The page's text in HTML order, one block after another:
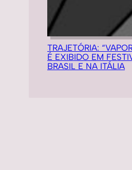
TRAJETÓRIA:
É EXIBIDO EM
BRASIL E NA ITÁLIA